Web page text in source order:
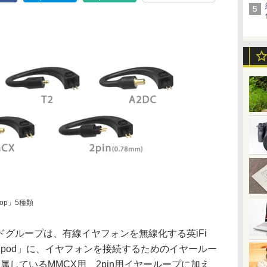
」5種類
グループは、有線イヤフォンを無線化する英iFi
」に、イヤフォンを接続するためのイヤールー
しているMMCX用、2pin用イヤーループに加え、